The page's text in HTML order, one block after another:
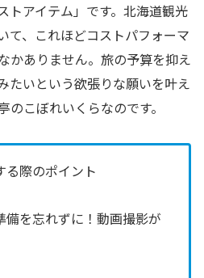
トアイテム」です。北海道観光
て、これほどコストパフォーマ
かありません。旅の予算を抑え
たいという欲張りな願いを叶え
こぼれいくらなのです。
る際のポイント
備を忘れずに！動画撮影が